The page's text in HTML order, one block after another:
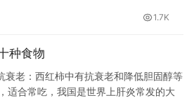
！
1.7K
种食物
：西红柿中有抗衰老和降低胆固醇等
适合常吃，我国是世界上肝炎常发的大